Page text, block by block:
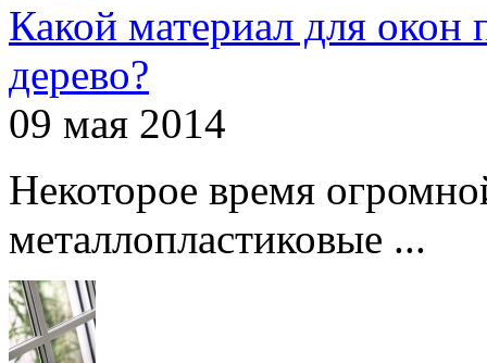
Какой материал для окон
дерево?
09 мая 2014
Некоторое время
металлопластиковые ...